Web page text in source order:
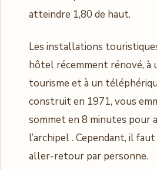
atteindre 1,80 de haut.
Les installations
hôtel récemment rénové, à
tourisme et à un
construit en 1971, vous
sommet en 8 minutes pour
l’archipel . Cependant, il
aller-retour par personne.